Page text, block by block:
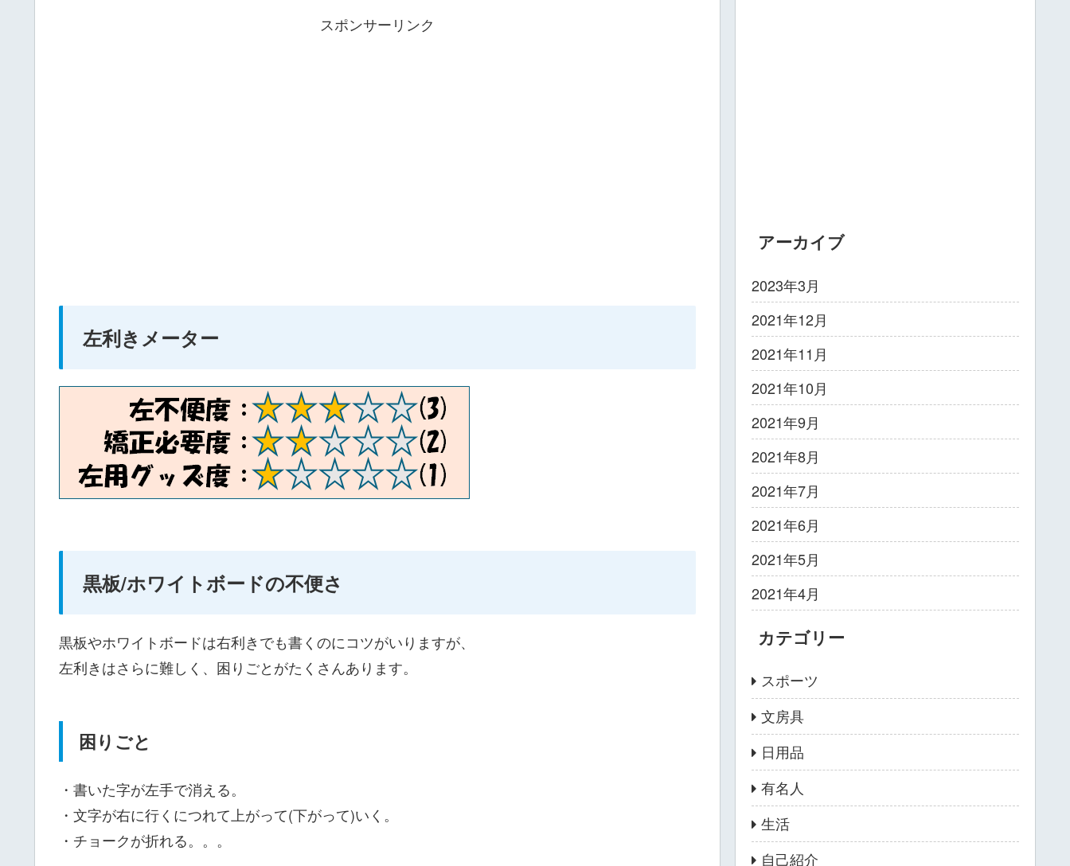
スポンサーリンク
左利きメーター
黒板/ホワイトボードの不便さ
黒板やホワイトボードは右利きでも書くのにコツがいりますが、
左利きはさらに難しく、困りごとがたくさんあります。
困りごと
・書いた字が左手で消える。
・文字が右に行くにつれて上がって(下がって)いく。
・チョークが折れる。。。
アーカイブ
2023年3月
2021年12月
2021年11月
2021年10月
2021年9月
2021年8月
2021年7月
2021年6月
2021年5月
2021年4月
カテゴリー
スポーツ
文房具
日用品
有名人
生活
自己紹介